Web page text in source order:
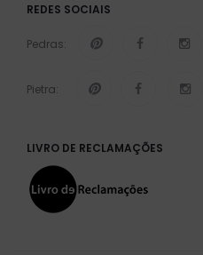
REDES SOCIAIS
Pedras:
Pietra:
LIVRO DE RECLAMAÇÕES